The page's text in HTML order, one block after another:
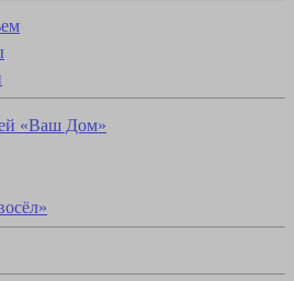
«Ваш Дом»